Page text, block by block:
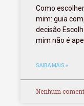
Como
mim: guia
decisão
mim não é
SAIBA MAIS »
Nenhum